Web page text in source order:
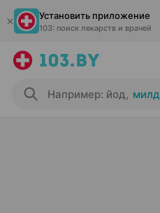
Установить приложение
103: поиск лекарств и врачей
Например: йод,